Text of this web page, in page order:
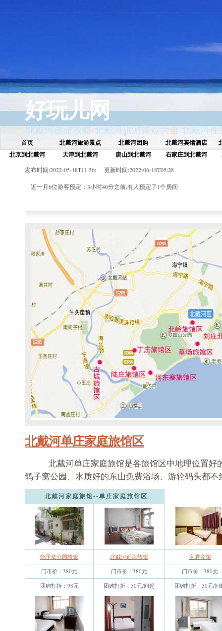
好玩儿网
北戴河旅游攻略.北戴河旅游景点大全.北戴河住
首页 北戴河旅游景点 北戴河团购 北戴河宾馆酒店
北京到北戴河
天津到北戴河 唐山到北戴河 石家庄到北戴河
发布时间:2022-05-18T11:36; 更新时间:2022-06-18T05:28
近一月6位游客预定；3小时46分之前,有人预定了1个房间
北戴河单庄家庭旅馆区
北戴河单庄家庭旅馆是各旅馆区中地理位置好
鸽子窝公园、水质好的东山免费浴场、游轮码头都不
北戴河家庭旅馆--单庄家庭旅馆区
鸽子窝公园旅馆 北戴河近海旅馆
宝君宾馆
门市价：380元
门市价：380元
门市价：380元
团购打折：98元
团购打折：50元/间起 团购打折：50元/间